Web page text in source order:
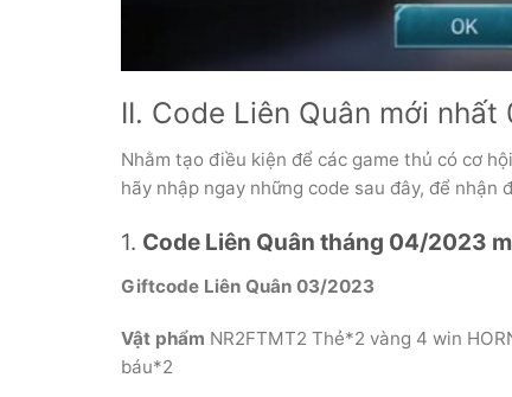
II. Code Liên Quân mới
Nhằm tạo điều kiện để các game thủ có cơ
hãy nhập ngay những code sau đây, để nhận
1. Code Liên Quân tháng 04/2023
Giftcode Liên Quân 03/2023
Vật phẩm NR2FTMT2 Thẻ*2 vàng 4 win
báu*2